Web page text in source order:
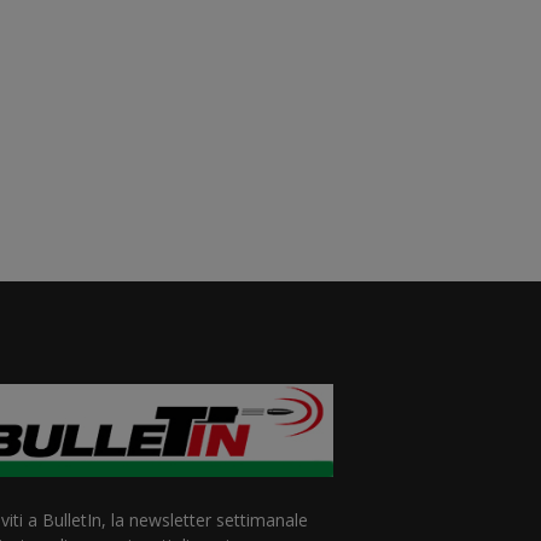
a BulletIn, la newsletter settimanale